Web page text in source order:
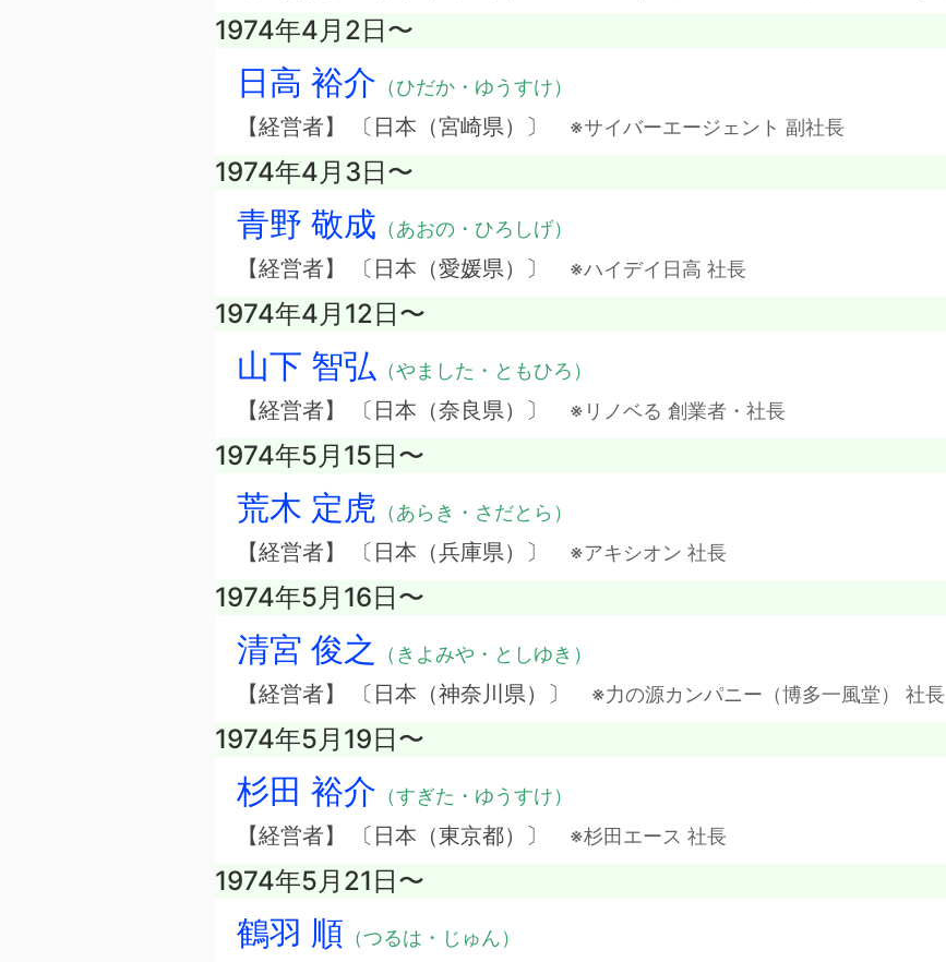
1974年4月2日〜
日高 裕介 （ひだか・ゆうすけ）
【経営者】 〔日本（宮崎県）〕 ※サイバーエージェント 副社長
1974年4月3日〜
青野 敬成 （あおの・ひろしげ）
【経営者】 〔日本（愛媛県）〕 ※ハイデイ日高 社長
1974年4月12日〜
山下 智弘 （やました・ともひろ）
【経営者】 〔日本（奈良県）〕 ※リノベる 創業者・社長
1974年5月15日〜
荒木 定虎 （あらき・さだとら）
【経営者】 〔日本（兵庫県）〕 ※アキシオン 社長
1974年5月16日〜
清宮 俊之 （きよみや・としゆき）
【経営者】 〔日本（神奈川県）〕 ※力の源カンパニー（博多一風堂） 社長
1974年5月19日〜
杉田 裕介 （すぎた・ゆうすけ）
【経営者】 〔日本（東京都）〕 ※杉田エース 社長
1974年5月21日〜
鶴羽 順 （つるは・じゅん）